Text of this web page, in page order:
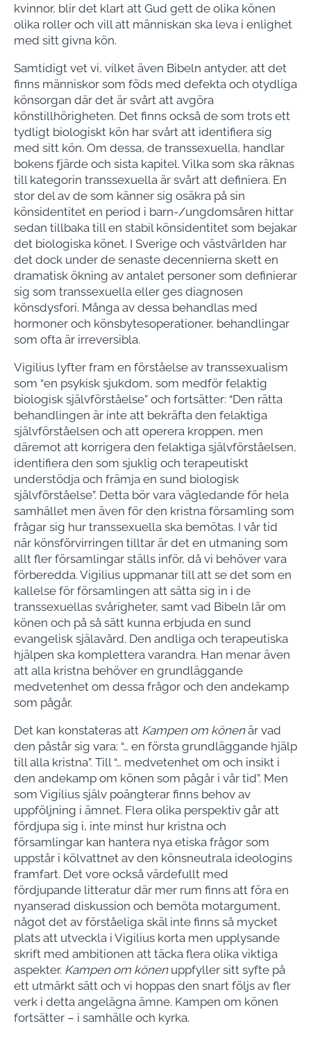
kvinnor, blir det klart att Gud gett de olika könen
olika roller och vill att människan ska leva i enlighet
med sitt givna kön.
Samtidigt vet vi, vilket även Bibeln antyder, att det
finns människor som föds med defekta och otydliga
könsorgan där det är svårt att avgöra
könstillhörigheten. Det finns också de som trots ett
tydligt biologiskt kön har svårt att identifiera sig
med sitt kön. Om dessa, de transsexuella, handlar
bokens fjärde och sista kapitel. Vilka som ska räknas
till kategorin transsexuella är svårt att definiera. En
stor del av de som känner sig osäkra på sin
könsidentitet en period i barn-/ungdomsåren hittar
sedan tillbaka till en stabil könsidentitet som bejakar
det biologiska könet. I Sverige och västvärlden har
det dock under de senaste decennierna skett en
dramatisk ökning av antalet personer som definierar
sig som transsexuella eller ges diagnosen
könsdysfori. Många av dessa behandlas med
hormoner och könsbytesoperationer, behandlingar
som ofta är irreversibla.
Vigilius lyfter fram en förståelse av transsexualism
som “en psykisk sjukdom, som medför felaktig
biologisk självförståelse” och fortsätter: “Den rätta
behandlingen är inte att bekräfta den felaktiga
självförståelsen och att operera kroppen, men
däremot att korrigera den felaktiga självförståelsen,
identifiera den som sjuklig och terapeutiskt
understödja och främja en sund biologisk
självförståelse”. Detta bör vara vägledande för hela
samhället men även för den kristna församling som
frågar sig hur transsexuella ska bemötas. I vår tid
när könsförvirringen tilltar är det en utmaning som
allt fler församlingar ställs inför, då vi behöver vara
förberedda. Vigilius uppmanar till att se det som en
kallelse för församlingen att sätta sig in i de
transsexuellas svårigheter, samt vad Bibeln lär om
könen och på så sätt kunna erbjuda en sund
evangelisk själavård. Den andliga och terapeutiska
hjälpen ska komplettera varandra. Han menar även
att alla kristna behöver en grundläggande
medvetenhet om dessa frågor och den andekamp
som pågår.
Det kan konstateras att Kampen om könenär vad
den påstår sig vara: “… en första grundläggande hjälp
till alla kristna”. Till “… medvetenhet om och insikt i
den andekamp om könen som pågår i vår tid”. Men
som Vigilius själv poängterar finns behov av
uppföljning i ämnet. Flera olika perspektiv går att
fördjupa sig i, inte minst hur kristna och
församlingar kan hantera nya etiska frågor som
uppstår i kölvattnet av den könsneutrala ideologins
framfart. Det vore också värdefullt med
fördjupande litteratur där mer rum finns att föra en
nyanserad diskussion och bemöta motargument,
något det av förståeliga skäl inte finns så mycket
plats att utveckla i Vigilius korta men upplysande
skrift med ambitionen att täcka flera olika viktiga
aspekter. Kampen om könen uppfyller sitt syfte på
ett utmärkt sätt och vi hoppas den snart följs av fler
verk i detta angelägna ämne. Kampen om könen
fortsätter – i samhälle och kyrka.